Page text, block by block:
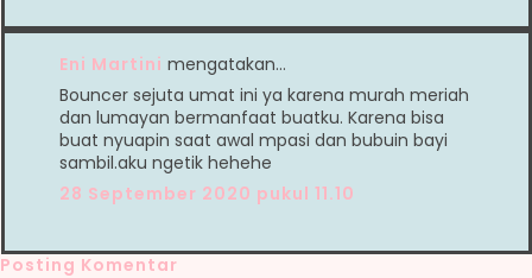
Eni Martini mengatakan…
Bouncer sejuta umat ini ya karena murah meriah
dan lumayan bermanfaat buatku. Karena bisa
buat nyuapin saat awal mpasi dan bubuin bayi
sambil.aku ngetik hehehe
28 September 2020 pukul 11.10
Posting Komentar